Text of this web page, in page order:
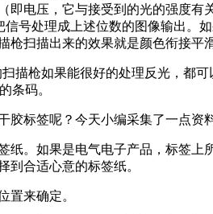
电压，它与接受到的光的强度
号处理成上述位数的图像输出
扫描出来的效果就是颜色衔接平
描枪如果能很好的处理反光，都
条码。
标签呢？今天小编采集了一点资
。如果是电气电子产品，标签
到合适心意的标签纸。
置来确定。